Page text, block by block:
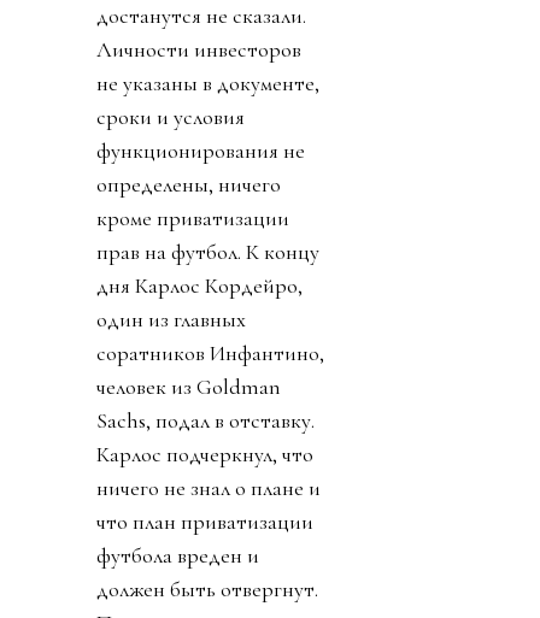
достанутся не сказали.
Личности инвесторов
не указаны в документе,
сроки и условия
функционирования не
определены, ничего
кроме приватизации
прав на футбол. К концу
дня Карлос Кордейро,
один из главных
соратников Инфантино,
человек из Goldman
Sachs, подал в отставку.
Карлос подчеркнул, что
ничего не знал о плане и
что план приватизации
футбола вреден и
должен быть отвергнут.